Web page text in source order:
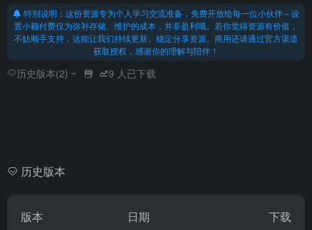
特别说明：这份资源专为个人学习交流准备，免费开放给每一位小伙伴～设
置小额付费仅为弥补存储、维护的成本，并非盈利哦。若你觉得资源有价值，
不妨顺手支持，这能让我们持续更新、稳定分享资源。商用还请通过官方渠道
获取授权，感谢你的理解与陪伴！
历史版本(2) 9 人已下载
历史版本
版本 日期 下载